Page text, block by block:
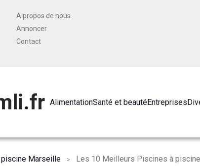
A propos de nous
Annoncer
Contact
AlimentationSanté et beautéEntreprises
piscine Marseille Les 10 Meilleurs Piscines à